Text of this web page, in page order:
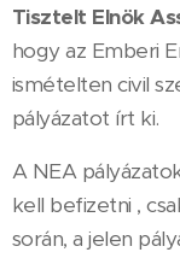
Tisztelt Elnök
hogy az Emberi
ismételten civil
pályázatot írt ki.
A NEA
kell befizetni ,
során, a jelen